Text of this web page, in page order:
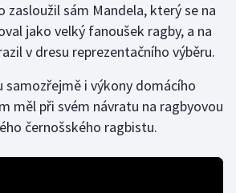
zasloužil sám Mandela, který se na
jako velký fanoušek ragby, a na
v dresu reprezentačního výběru.
samozřejmě i výkony domácího
měl při svém návratu na ragbyovou
černošského ragbistu.